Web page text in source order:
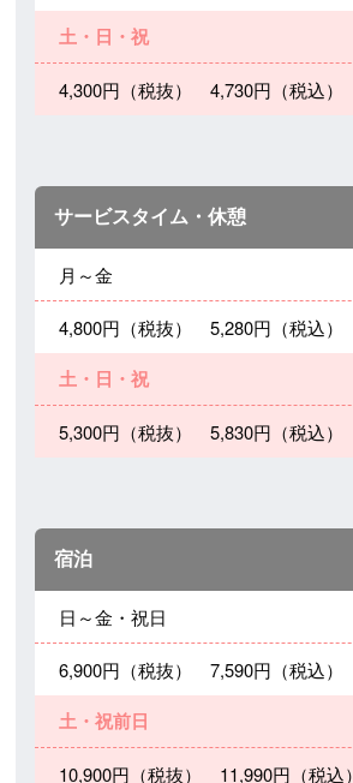
土・日・祝
4,300円（税抜） 4,730円（税込）
サービスタイム・休憩
月～金
4,800円（税抜） 5,280円（税込）
土・日・祝
5,300円（税抜） 5,830円（税込）
宿泊
日～金・祝日
6,900円（税抜） 7,590円（税込）
土・祝前日
10,900円（税抜） 11,990円（税込）